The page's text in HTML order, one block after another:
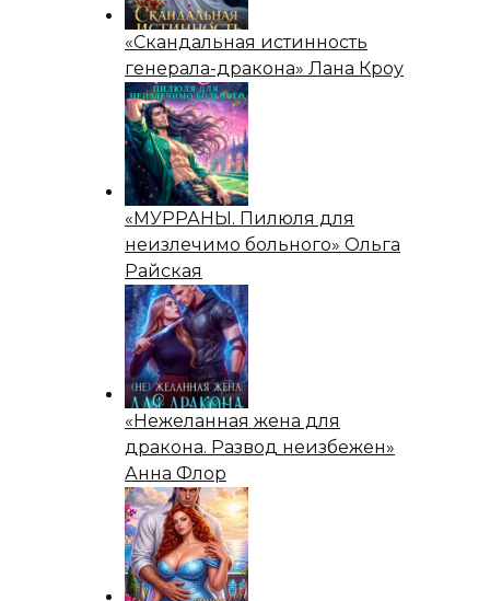
«Скандальная истинность
генерала-дракона» Лана Кроу
«МУРРАНЫ. Пилюля для
неизлечимо больного» Ольга
Райская
«Нежеланная жена для
дракона. Развод неизбежен»
Анна Флор